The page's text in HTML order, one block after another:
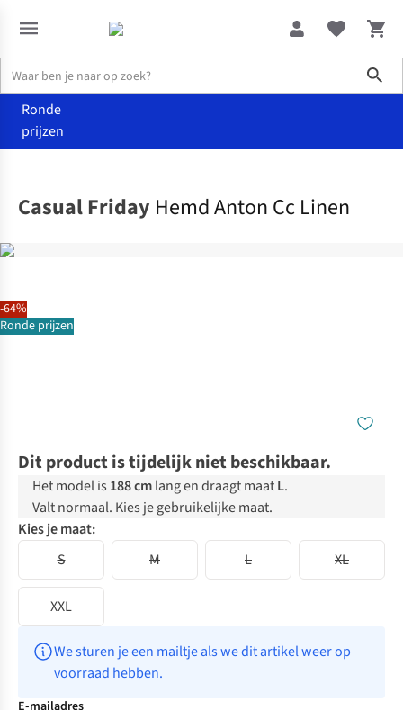
Ronde
prijzen
-64%
Ronde prijzen
Casual Friday Hemd Anton Cc Linen
Dit product is tijdelijk niet beschikbaar.
Het model is 188 cmlang en draagt maatL.
Valt normaal. Kies je gebruikelijke maat.
Kies je maat:
S
M L XL
XXL
We sturen je een mailtje als we dit artikel weer op
voorraad hebben.